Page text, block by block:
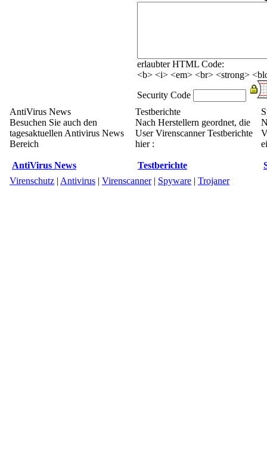
erlaubter HTML Code:
<b> <i> <em> <br> <strong>
Security Code
AntiVirus News
Besuchen Sie auch den
tagesaktuellen Antivirus News
Bereich
AntiVirus News
Testberichte
Nach Herstellern geordnet, die
User Virenscanner Testberichte
hier :
Testberichte
Virenschutz | Antivirus | Virenscanner| Spyware | Trojaner